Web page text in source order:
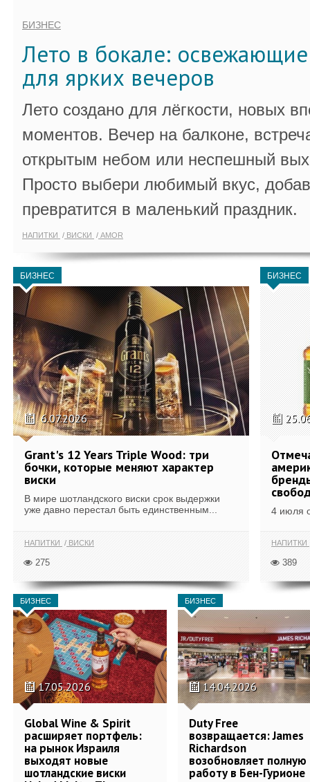
БИЗНЕС
Лето в бокале:
для ярких вечеров
Лето создано для лёгкости, новых
моментов. Вечер на балконе,
открытым небом или неспешный
Просто выбери любимый вкус,
превратится в маленький праздник.
НАПИТКИ ВИСКИ AMOR
БИЗНЕС
6.07.2026
Grant's 12 Years Triple Wood: три
бочки, которые меняют характер
виски
В мире шотландского виски срок выдержки
уже давно перестал быть единственным...
НАПИТКИ ВИСКИ
275
БИЗНЕС
4 июля
НАПИТКИ
389
БИЗНЕС
17.05.2026
Global Wine & Spirit
расширяет портфель:
на рынок Израиля
выходят новые
шотландские виски
БИЗНЕС
14.04.2026
Duty Free
возвращается: James
Richardson
возобновляет полную
работу в Бен-Гурионе